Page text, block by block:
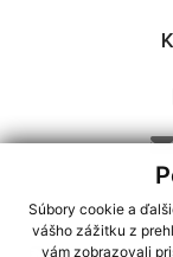
Súbory cookie a
vášho zážitku z
vám zobrazovali
využite možnosť